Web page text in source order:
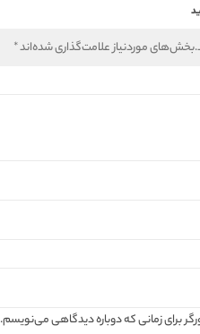
بخش‌های موردنیاز علامت‌گذاری شده‌اند*
برای زمانی که دوباره دیدگاهی می‌نویسم.